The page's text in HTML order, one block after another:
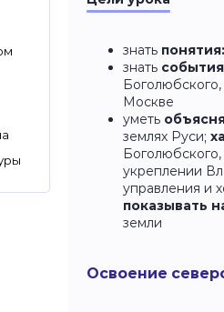
знать понятия:
знать
Москве
уметь
землях Руси;
укреплении
управления и
показывать
земли
Освоение